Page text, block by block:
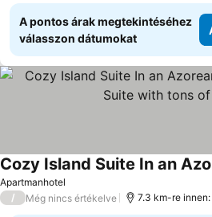
A pontos árak megtekintéséhez
válasszon dátumokat
Apartmanhotel
/ Még nincs értékelve 7.3 km-re